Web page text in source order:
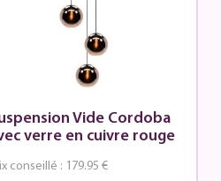
Vide Cordoba
verre en cuivre rouge
conseillé : 179.95 €